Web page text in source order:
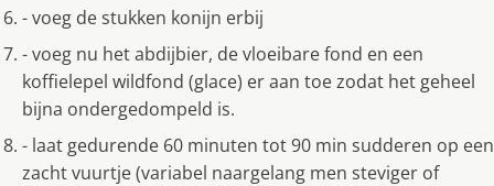
- voeg de stukken konijn erbij
- voeg nu het abdijbier, de vloeibare fond en een
koffielepel wildfond (glace) er aan toe zodat het geheel
bijna ondergedompeld is.
- laat gedurende 60 minuten tot 90 min sudderen op een
zacht vuurtje (variabel naargelang men steviger of